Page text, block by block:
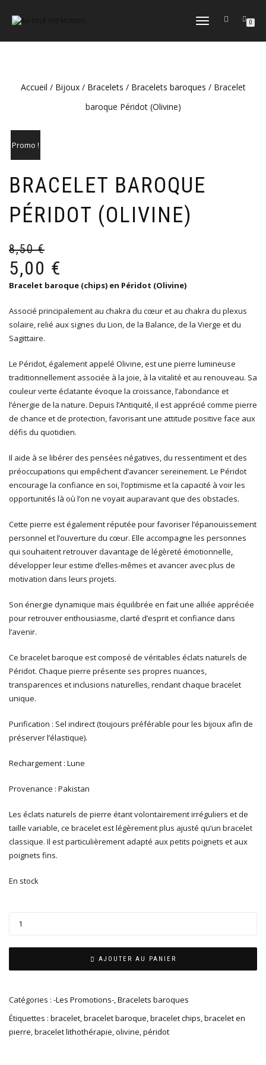
DÉPLIER
NAVIGATION
0
Accueil / Bijoux/ Bracelets / Bracelets baroques / Bracelet
baroque Péridot (Olivine)
Promo !
BRACELET BAROQUE
PÉRIDOT (OLIVINE)
8,50€
5,00 €
Bracelet baroque (chips) en Péridot (Olivine)
Associé principalement au chakra du cœur et au chakra du plexus
solaire, relié aux signes du Lion, de la Balance, de la Vierge et du
Sagittaire.
Le Péridot, également appelé Olivine, est une pierre lumineuse
traditionnellement associée à la joie, à la vitalité et au renouveau. Sa
couleur verte éclatante évoque la croissance, l’abondance et
l’énergie de la nature. Depuis l’Antiquité, il est apprécié comme pierre
de chance et de protection, favorisant une attitude positive face aux
défis du quotidien.
Il aide à se libérer des pensées négatives, du ressentiment et des
préoccupations qui empêchent d’avancer sereinement. Le Péridot
encourage la confiance en soi, l’optimisme et la capacité à voir les
opportunités là où l’on ne voyait auparavant que des obstacles.
Cette pierre est également réputée pour favoriser l’épanouissement
personnel et l’ouverture du cœur. Elle accompagne les personnes
qui souhaitent retrouver davantage de légèreté émotionnelle,
développer leur estime d’elles-mêmes et avancer avec plus de
motivation dans leurs projets.
Son énergie dynamique mais équilibrée en fait une alliée appréciée
pour retrouver enthousiasme, clarté d’esprit et confiance dans
l’avenir.
Ce bracelet baroque est composé de véritables éclats naturels de
Péridot. Chaque pierre présente ses propres nuances,
transparences et inclusions naturelles, rendant chaque bracelet
unique.
Purification : Sel indirect (toujours préférable pour les bijoux afin de
préserver l’élastique).
Rechargement : Lune
Provenance : Pakistan
Les éclats naturels de pierre étant volontairement irréguliers et de
taille variable, ce bracelet est légèrement plus ajusté qu’un bracelet
classique. Il est particulièrement adapté aux petits poignets et aux
poignets fins.
En stock
AJOUTER AU PANIER
Catégories : -Les Promotions-,Bracelets baroques
Étiquettes : bracelet,bracelet baroque,bracelet chips,bracelet en
pierre,bracelet lithothérapie,olivine,péridot